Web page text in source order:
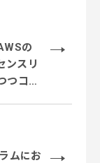
の
ンスリ
つコス
ムにお